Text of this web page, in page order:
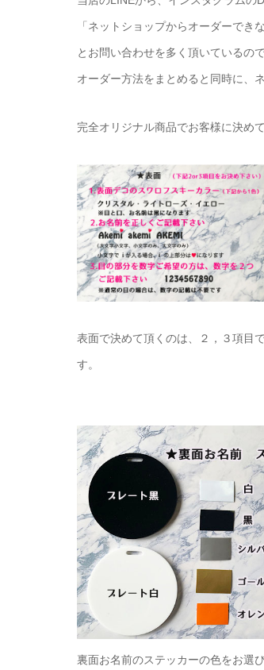
「ネットショップからオーダーでき
とお問い合わせを多く頂いているので
オーダー方法をまとめると同時に、
完全オリジナル商品でお客様に決め
表面で決めて頂くのは、２，３項目
す。
裏面お名前のステッカーの色をお選び